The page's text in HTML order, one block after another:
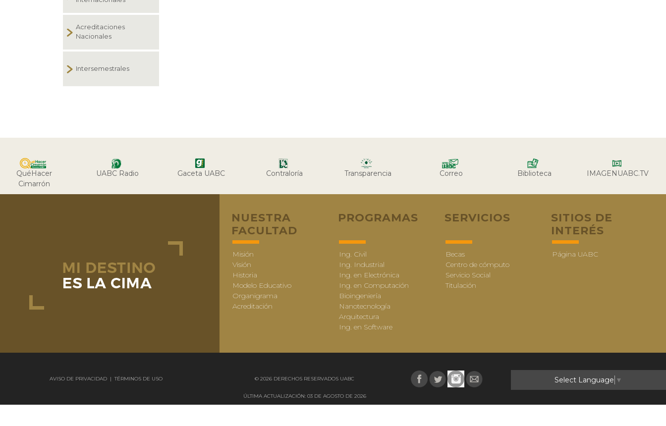
Acreditaciones
Nacionales
Intersemestrales
QuéHacer
Cimarrón
UABC Radio Gaceta UABC Contraloría Transparencia Correo Biblioteca IMAGENUABC.TV
NUESTRA
FACULTAD
Misión
Visión
Historia
Modelo Educativo
Organigrama
Acreditación
PROGRAMAS
Ing. Civil
Ing. Industrial
Ing. en Electrónica
Ing. en Computación
Bioingeniería
Nanotecnología
Arquitectura
Ing. en Software
SERVICIOS
Becas
Centro de cómputo
Servicio Social
Titulación
SITIOS DE
INTERÉS
Página UABC
AVISO DE PRIVACIDAD | TÉRMINOS DE USO © 2026 DERECHOS RESERVADOS UABC
ÚLTIMA ACTUALIZACIÓN: 03 DE AGOSTO DE 2026
Select Language ▼